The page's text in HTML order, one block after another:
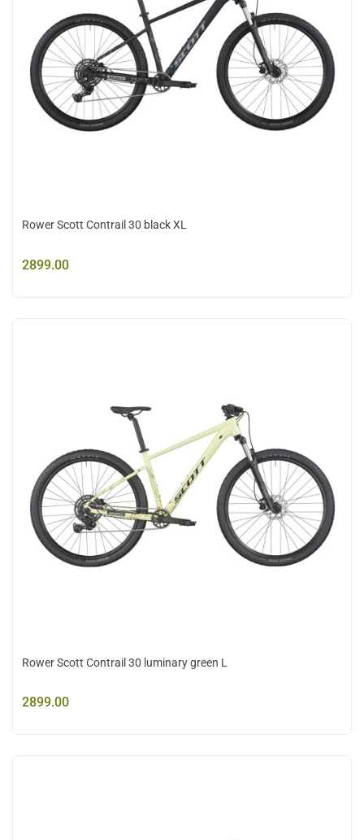
Rower Scott Contrail 30 black XL
2899.00
Rower Scott Contrail 30 luminary green L
2899.00